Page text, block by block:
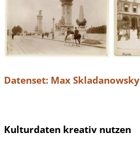
Datenset: Max Skladanowsky
Kulturdaten kreativ nutzen